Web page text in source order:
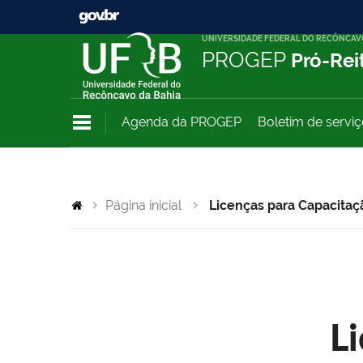
UNIVERSIDADE FEDERAL DO
PROGEP Pró-
Agenda da PROGEP Boletim de
Página inicial Licenças para